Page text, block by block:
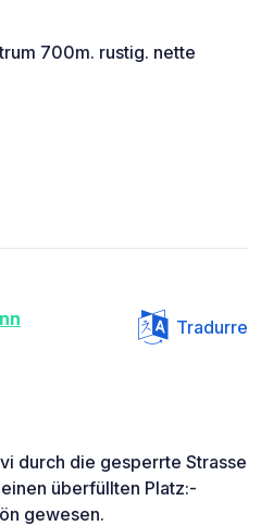
700m. rustig. nette
Tradurre
durch die gesperrte Strasse
überfüllten Platz:-
gewesen.